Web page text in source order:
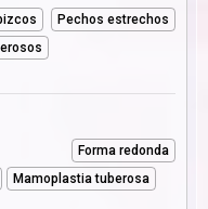
Pechos estrechos
Forma redonda
Mamoplastia tuberosa